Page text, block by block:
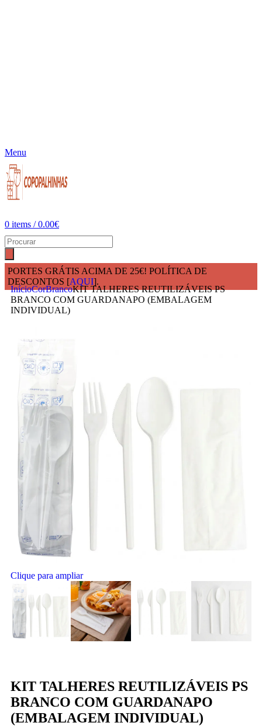
Menu
0 items / 0.00€
PORTES GRÁTIS ACIMA DE 25€! POLÍTICA DE
DESCONTOS [AQUI].
InícioCorBrancoKIT TALHERES REUTILIZÁVEIS PS
BRANCO COM GUARDANAPO (EMBALAGEM
INDIVIDUAL)
Clique para ampliar
KIT TALHERES REUTILIZÁVEIS PS
BRANCO COM GUARDANAPO
(EMBALAGEM INDIVIDUAL)